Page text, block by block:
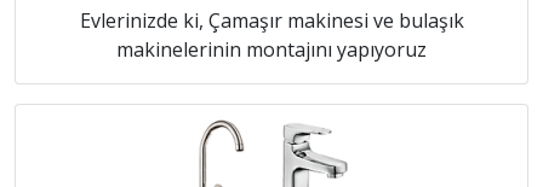
Evlerinizde ki, Çamaşır makinesi ve bulaşık
makinelerinin montajını yapıyoruz